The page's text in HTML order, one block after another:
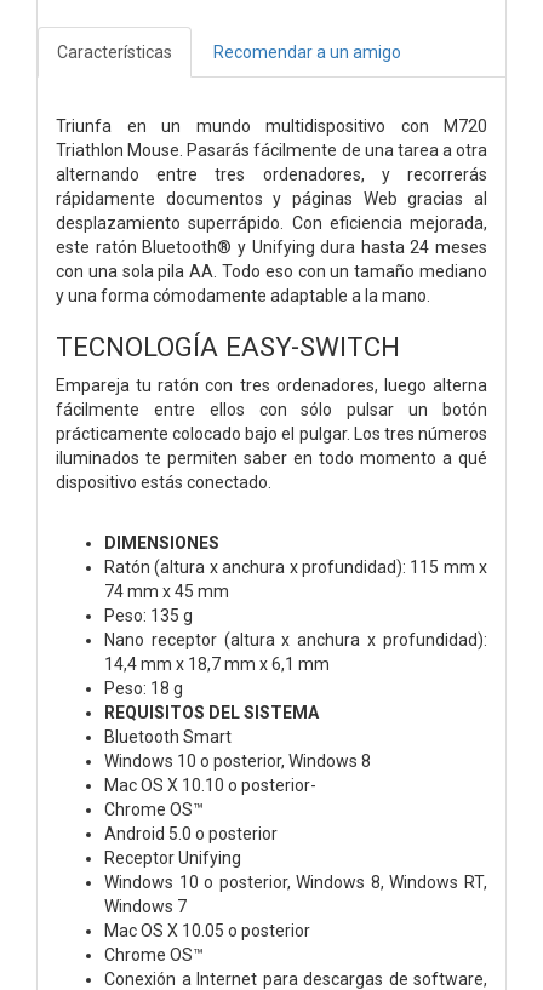
Características Recomendar a un amigo
Triunfa en un mundo multidispositivo con M720
Triathlon Mouse. Pasarás fácilmente de una tarea a otra
alternando entre tres ordenadores, y recorrerás
rápidamente documentos y páginas Web gracias al
desplazamiento superrápido. Con eficiencia mejorada,
este ratón Bluetooth® y Unifying dura hasta 24 meses
con una sola pila AA. Todo eso con un tamaño mediano
y una forma cómodamente adaptable a la mano.
TECNOLOGÍA EASY-SWITCH
Empareja tu ratón con tres ordenadores, luego alterna
fácilmente entre ellos con sólo pulsar un botón
prácticamente colocado bajo el pulgar. Los tres números
iluminados te permiten saber en todo momento a qué
dispositivo estás conectado.
DIMENSIONES
Ratón (altura x anchura x profundidad): 115 mm x
74 mm x 45 mm
Peso: 135 g
Nano receptor (altura x anchura x profundidad):
14,4 mm x 18,7 mm x 6,1 mm
Peso: 18 g
REQUISITOS DEL SISTEMA
Bluetooth Smart
Windows 10 o posterior, Windows 8
Mac OS X 10.10 o posterior-
Chrome OS™
Android 5.0 o posterior
Receptor Unifying
Windows 10 o posterior, Windows 8, Windows RT,
Windows 7
Mac OS X 10.05 o posterior
Chrome OS™
Conexión a Internet para descargas de software,